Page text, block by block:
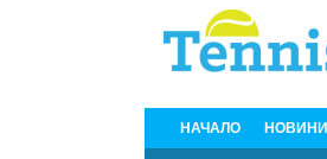
НАЧАЛО НОВИНИ